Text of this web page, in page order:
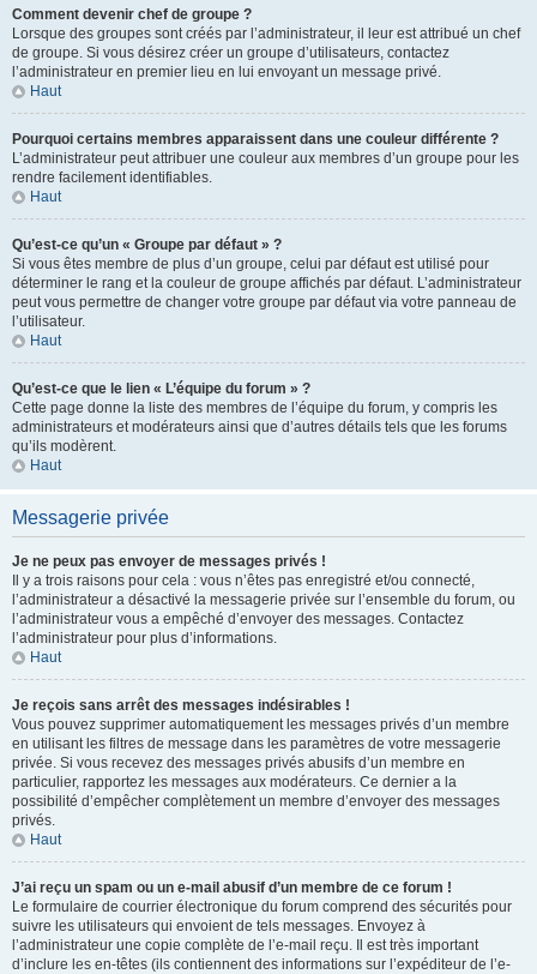
Comment devenir chef de groupe ?
Lorsque des groupes sont créés par l’administrateur, il leur est attribué un chef
de groupe. Si vous désirez créer un groupe d’utilisateurs, contactez
l’administrateur en premier lieu en lui envoyant un message privé.
Haut
Pourquoi certains membres apparaissent dans une couleur différente ?
L’administrateur peut attribuer une couleur aux membres d’un groupe pour les
rendre facilement identifiables.
Haut
Qu’est-ce qu’un « Groupe par défaut » ?
Si vous êtes membre de plus d’un groupe, celui par défaut est utilisé pour
déterminer le rang et la couleur de groupe affichés par défaut. L’administrateur
peut vous permettre de changer votre groupe par défaut via votre panneau de
l’utilisateur.
Haut
Qu’est-ce que le lien « L’équipe du forum » ?
Cette page donne la liste des membres de l’équipe du forum, y compris les
administrateurs et modérateurs ainsi que d’autres détails tels que les forums
qu’ils modèrent.
Haut
Messagerie privée
Je ne peux pas envoyer de messages privés !
Il y a trois raisons pour cela : vous n’êtes pas enregistré et/ou connecté,
l’administrateur a désactivé la messagerie privée sur l’ensemble du forum, ou
l’administrateur vous a empêché d’envoyer des messages. Contactez
l’administrateur pour plus d’informations.
Haut
Je reçois sans arrêt des messages indésirables !
Vous pouvez supprimer automatiquement les messages privés d’un membre
en utilisant les filtres de message dans les paramètres de votre messagerie
privée. Si vous recevez des messages privés abusifs d’un membre en
particulier, rapportez les messages aux modérateurs. Ce dernier a la
possibilité d’empêcher complètement un membre d’envoyer des messages
privés.
Haut
J’ai reçu un spam ou un e-mail abusif d’un membre de ce forum !
Le formulaire de courrier électronique du forum comprend des sécurités pour
suivre les utilisateurs qui envoient de tels messages. Envoyez à
l’administrateur une copie complète de l’e-mail reçu. Il est très important
d’inclure les en-têtes (ils contiennent des informations sur l’expéditeur de l’e-